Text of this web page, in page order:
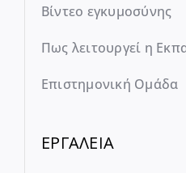
Βίντεο εγκυμοσύνης
Πως λειτουργεί η
Επιστημονική Ομάδα
ΕΡΓΑΛΕΙΑ